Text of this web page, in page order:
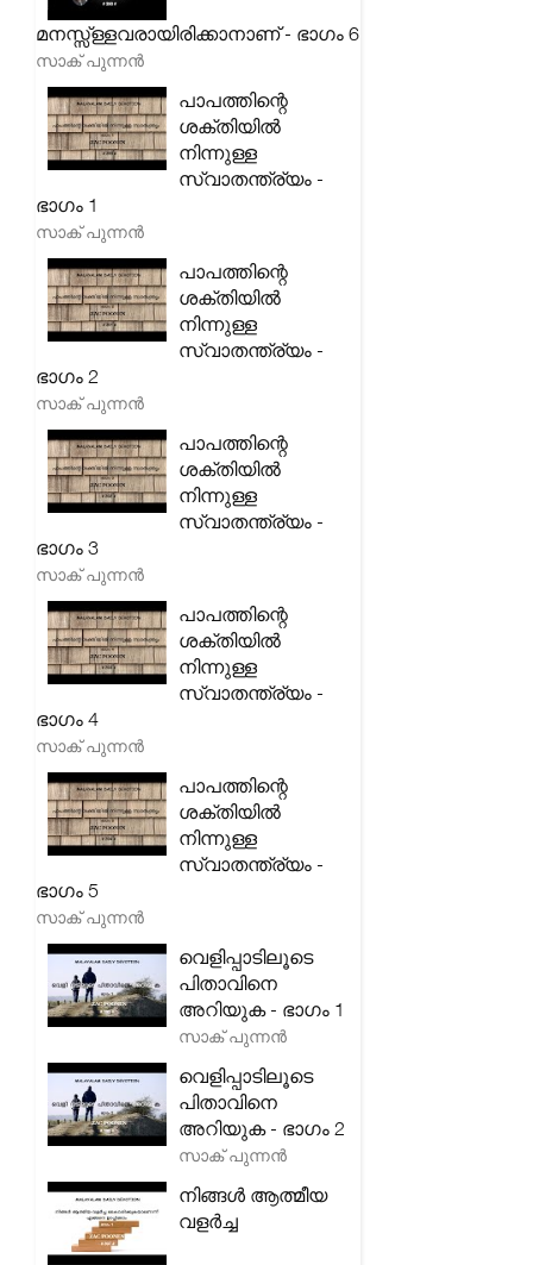
മനസ്സ്ള്ളവരായിരിക്കാനാണ് - ഭാഗം 6
സാക് പുന്നൻ
പാപത്തിന്റെ
ശക്തിയിൽ
നിന്നുള്ള
സ്വാതന്ത്ര്യം -
ഭാഗം 1
സാക് പുന്നൻ
പാപത്തിന്റെ
ശക്തിയിൽ
നിന്നുള്ള
സ്വാതന്ത്ര്യം -
ഭാഗം 2
സാക് പുന്നൻ
പാപത്തിന്റെ
ശക്തിയിൽ
നിന്നുള്ള
സ്വാതന്ത്ര്യം -
ഭാഗം 3
സാക് പുന്നൻ
പാപത്തിന്റെ
ശക്തിയിൽ
നിന്നുള്ള
സ്വാതന്ത്ര്യം -
ഭാഗം 4
സാക് പുന്നൻ
പാപത്തിന്റെ
ശക്തിയിൽ
നിന്നുള്ള
സ്വാതന്ത്ര്യം -
ഭാഗം 5
സാക് പുന്നൻ
വെളിപ്പാടിലൂടെ
പിതാവിനെ
അറിയുക - ഭാഗം 1
സാക് പുന്നൻ
വെളിപ്പാടിലൂടെ
പിതാവിനെ
അറിയുക - ഭാഗം 2
സാക് പുന്നൻ
നിങ്ങൾ ആത്മീയ
വളർച്ച